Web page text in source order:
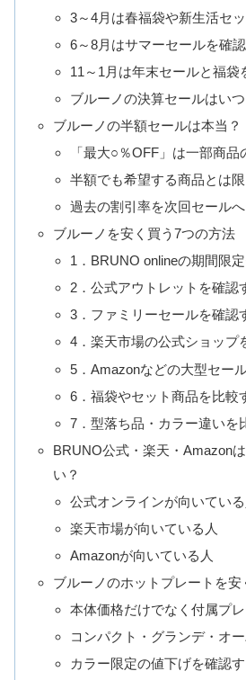
3～4月は春福袋や新生活セ
6～8月はサマーセールを確認
11～1月は年末セールと福袋
ブルーノの決算セールはいつ
ブルーノの半額セールは本当？
「最大○％OFF」は一部商品
半額でも希望する商品とは
過去の割引率を次回セール
ブルーノを安く買う7つの方法
1．BRUNO onlineの期間限
2．公式アウトレットを確認
3．ファミリーセールを確認
4．楽天市場の公式ショップ
5．Amazonなどの大型セー
6．福袋やセット商品を比較
7．型落ち品・カラー違いを
BRUNO公式・楽天・Amazon
い？
公式オンラインが向いている
楽天市場が向いている人
Amazonが向いている人
ブルーノのホットプレートを安
本体価格だけでなく付属プ
コンパクト・グランデ・オ
カラー限定の値下げを確認